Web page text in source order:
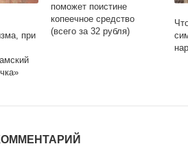
при
поможет поистине
копеечное средство
(всего за 32 рубля)